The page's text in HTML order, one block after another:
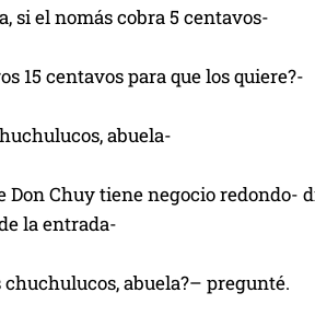
si el nomás cobra 5 centavos-
15 centavos para que los quiere?-
abuela-
Don Chuy tiene negocio redondo-
la entrada-
chuchulucos, abuela?– pregunté.